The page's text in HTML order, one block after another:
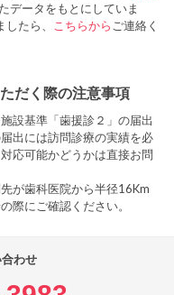
データをもとにしていま
たら、
こちらから ご連絡く
だく際の注意事項
設基準「歯援診２」の届出
出には訪問診療の実績を必
応可能かどうかは直接お問
が歯科医院から半径16Km
際にご確認ください。
わせ